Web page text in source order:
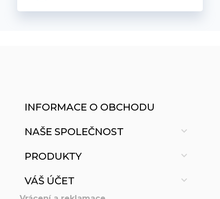
INFORMACE O OBCHODU
NAŠE SPOLEČNOST 
PRODUKTY 
VÁŠ ÚČET 